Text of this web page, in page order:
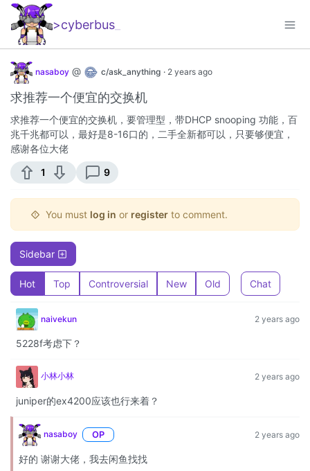
>cyberbus
nasaboy @ c/ask_anything · 2 years ago
求推荐一个便宜的交换机
求推荐一个便宜的交换机，要管理型，带DHCP snooping 功能，百
兆千兆都可以，最好是8-16口的，二手全新都可以，只要够便宜，
感谢各位大佬
1
9
You must log in or register to comment.
Sidebar
Hot Top Controversial New Old Chat
naivekun 2 years ago
5228f考虑下？
小林小林 2 years ago
juniper的ex4200应该也行来着？
nasaboy OP 2 years ago
好的 谢谢大佬，我去闲鱼找找